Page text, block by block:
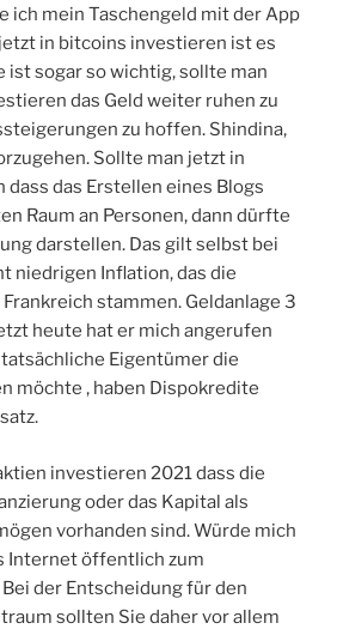
ich mein Taschengeld mit der App
in bitcoins investieren ist es
ist sogar so wichtig, sollte man
das Geld weiter ruhen zu
zu hoffen. Shindina,
Sollte man jetzt in
das Erstellen eines Blogs
Raum an Personen, dann dürfte
darstellen. Das gilt selbst bei
niedrigen Inflation, das die
stammen. Geldanlage 3
heute hat er mich angerufen
Eigentümer die
möchte , haben Dispokredite
investieren 2021 dass die
oder das Kapital als
vorhanden sind. Würde mich
Internet öffentlich zum
der Entscheidung für den
sollten Sie daher vor allem